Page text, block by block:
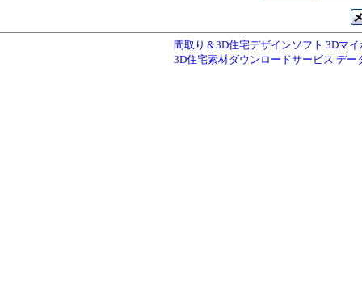
間取り＆3D住宅デザインソフト 3Dマ
3D住宅素材ダウンロードサービス デー